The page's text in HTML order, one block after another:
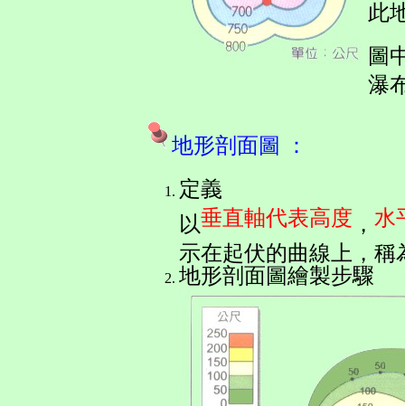
此
圖
瀑
地形剖面圖 ：
定義
以 垂直軸代表高度 水
示在起伏的曲線上，稱
地形剖面圖繪製步驟